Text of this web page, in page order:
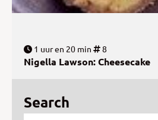
1 uur en 20 min 8
Nigella Lawson: Cheesecake
Search